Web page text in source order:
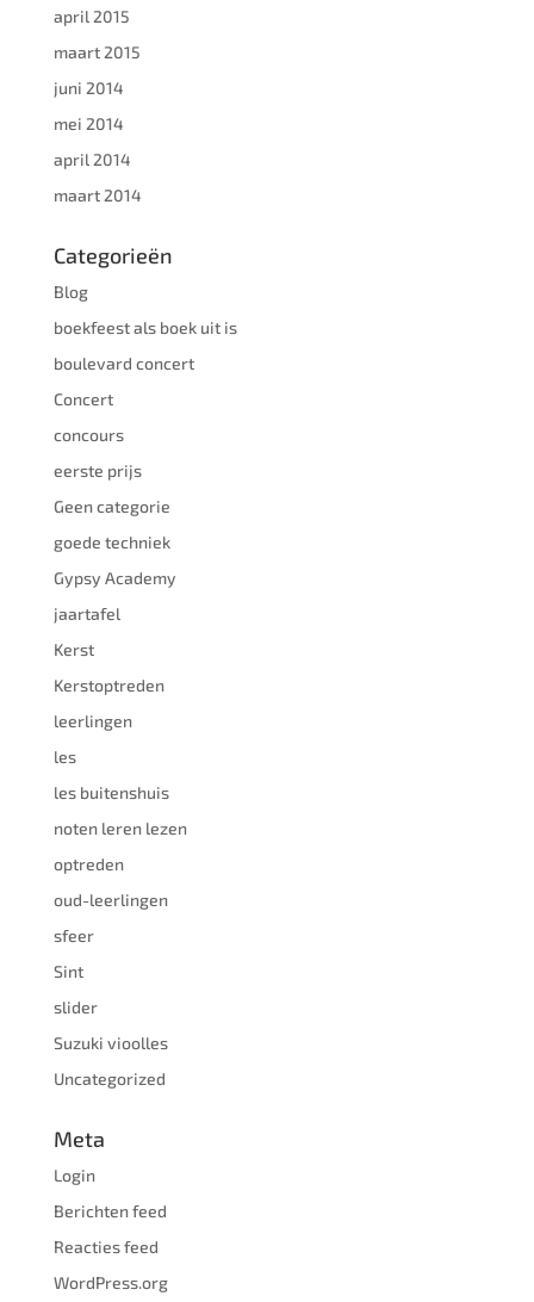
april 2015
maart 2015
juni 2014
mei 2014
april 2014
maart 2014
Categorieën
Blog
boekfeest als boek uit is
boulevard concert
Concert
concours
eerste prijs
Geen categorie
goede techniek
Gypsy Academy
jaartafel
Kerst
Kerstoptreden
leerlingen
les
les buitenshuis
noten leren lezen
optreden
oud-leerlingen
sfeer
Sint
slider
Suzuki vioolles
Uncategorized
Meta
Login
Berichten feed
Reacties feed
WordPress.org